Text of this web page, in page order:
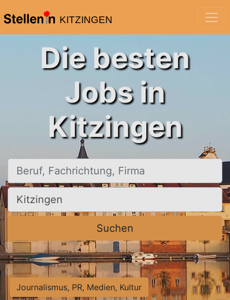
KITZINGEN
Die besten
Jobs in
Kitzingen
Beruf, Fachrichtung, Firma
Ort, Stadt
Suchen
Journalismus, PR, Medien, Kultur